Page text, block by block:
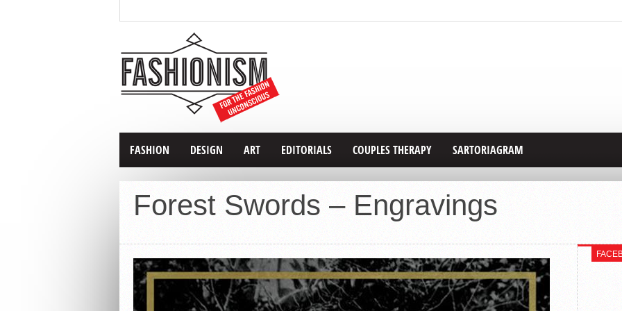
FASHION DESIGN ART EDITORIALS COUPLES THERAPY SARTORIAGRAM
Forest Swords – Engravings